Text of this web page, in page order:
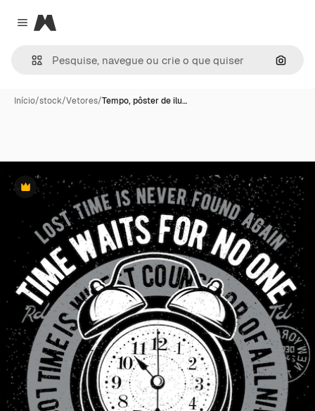
Close menu
Magnific
Início/stock/Vetores/Tempo, pôster de ilu…
Premium